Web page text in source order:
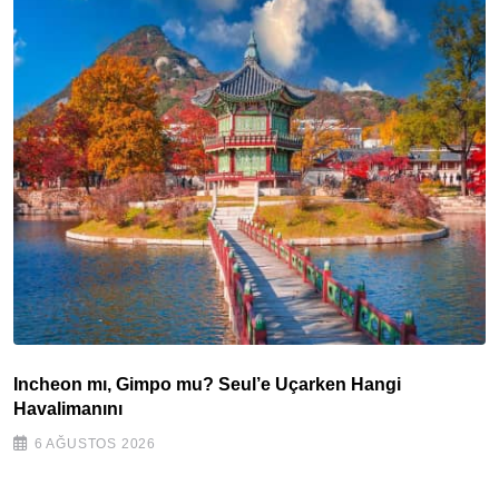
Incheon mı, Gimpo mu? Seul’e Uçarken Hangi
Havalimanını
6 AĞUSTOS 2026